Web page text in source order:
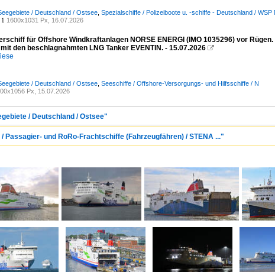
/ Deutschland / Ostsee Spezialschiffe / Polizeiboote u. -schiffe - Deutschland /
1600x1031 Px, 16.07.2026
für Offshore Windkraftanlagen NORSE ENERGI (IMO 1035296) vor
den beschlagnahmten LNG Tanker EVENTIN. - 15.07.2026 
/ Deutschland / Ostsee Seeschiffe / Offshore-Versorgungs- und Hilfsschiffe / N
Px, 15.07.2026
/ Deutschland / Ostsee"
Passagier- und RoRo-Frachtschiffe (Fahrzeugfähren) / STENA ..."